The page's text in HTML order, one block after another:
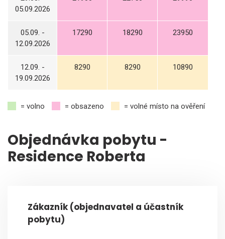
05.09.2026
05.09. -
12.09.2026
17290 18290 23950
12.09. -
19.09.2026
8290 8290 10890
= volno = obsazeno = volné místo na ověření
Objednávka pobytu -
Residence Roberta
Zákazník (objednavatel a účastník
pobytu)